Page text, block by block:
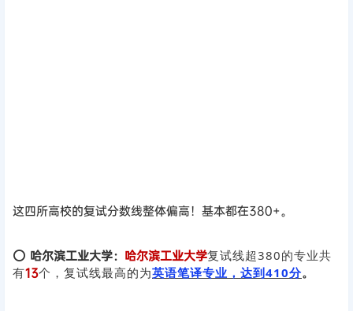
这四所高校的复试分数线整体偏高！基本都在380+。
⭕ 哈尔滨工业大学： 哈尔滨工业大学复试线超380的专业共
有13个 ，复试线最高的为英语笔译专业，达到410分。